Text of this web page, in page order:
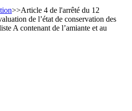
>>Article 4 de l'arrêté du 12
de l’état de conservation des
A contenant de l’amiante et au